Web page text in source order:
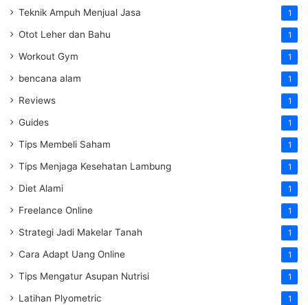
Teknik Ampuh Menjual Jasa 1
Otot Leher dan Bahu 1
Workout Gym 1
bencana alam 1
Reviews 1
Guides 1
Tips Membeli Saham 1
Tips Menjaga Kesehatan Lambung 1
Diet Alami 1
Freelance Online 1
Strategi Jadi Makelar Tanah 1
Cara Adapt Uang Online 1
Tips Mengatur Asupan Nutrisi 1
Latihan Plyometric 1